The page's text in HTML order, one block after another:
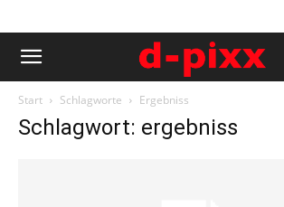
Start Schlagworte Ergebniss
Schlagwort: ergebniss